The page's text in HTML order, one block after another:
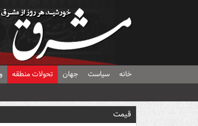
خانه سیاست جهان تحولات منطقه
قیمت